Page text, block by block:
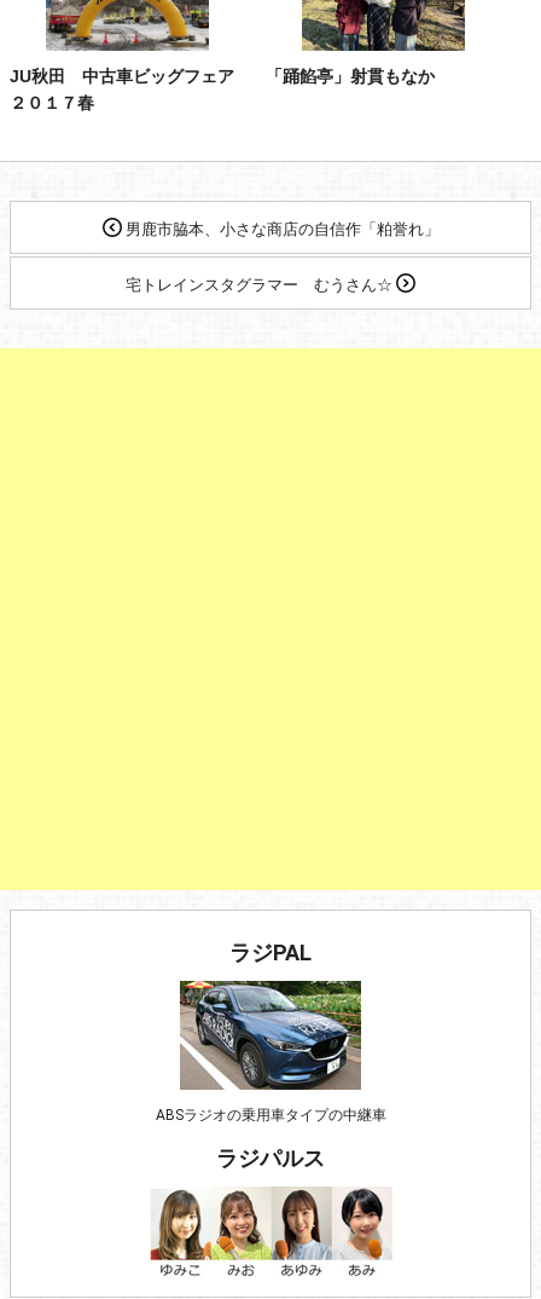
JU秋田 中古車ビッグフェア
２０１７春
「踊餡亭」射貫もなか
男鹿市脇本、小さな商店の自信作「粕誉れ」
宅トレインスタグラマー むうさん☆
ラジPAL
ABSラジオの乗用車タイプの中継車
ラジパルス